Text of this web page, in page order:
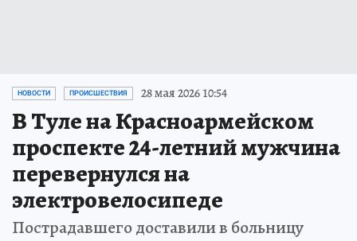
НОВОСТИ ПРОИСШЕСТВИЯ 28 мая 2026 10:54
В Туле на Красноармейском
проспекте 24-летний мужчина
перевернулся на
электровелосипеде
Пострадавшего доставили в больницу